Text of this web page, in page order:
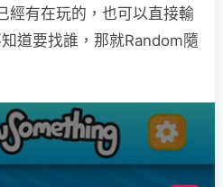
經有在玩的，也可以直接輸
道要找誰，那就Random隨